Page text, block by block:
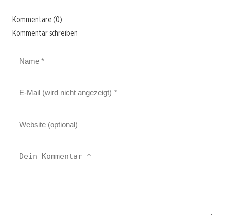
Kommentare (0)
Kommentar schreiben